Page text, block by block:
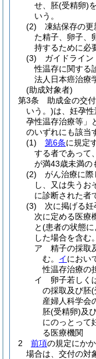
せ、胚(受精卵)
いう。
(2)
凍結保存の
た精子、卵子、
持するために必
(3)
ガイドライ
性温存に関する
法人日本癌治療
(助成対象者)
第3条
助成金の交
いう。)は、妊孕
孕性温存治療等」
のいずれにも該当
(1)
第6条に規定
する者であって
が満43歳未満の
(2)
がん治療に
し、又は失うお
に診断された者
(3)
次に掲げる
次に定める医療
と(患者の状態
した場合を含む
ア
精子の採取
む。 イにおい
性温存治療の
イ
卵子若しく
の採取及び胚(
産婦人科学会
胚(受精卵)及
にのっとって
る医療機関
2
前項の規定にかか
場合は、交付の対